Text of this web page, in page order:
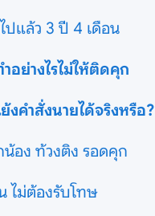
ปแล้ว 3 ปี 4 เดือน
อย่างไรไม่ให้ติดคุก
คำสั่งนายได้จริงหรือ?
น้อง ท้วงติง รอดคุก
ไม่ต้องรับโทษ